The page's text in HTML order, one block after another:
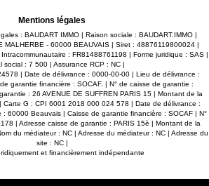
Mentions légales
: BAUDART IMMO | Raison sociale : BAUDART.IMMO |
MALHERBE - 60000 BEAUVAIS | Siret : 48876119800024 |
: FR81488761198 | Forme juridique : SAS |
social : 7 500 | Assurance RCP : NC |
| Date de délivrance : 0000-00-00 | Lieu de délivrance :
garantie financière : SOCAF. | N° de caisse de garantie :
: 26 AVENUE DE SUFFREN PARIS 15 | Montant de la
G : CPI 6001 2018 000 024 578 | Date de délivrance :
60000 Beauvais | Caisse de garantie financière : SOCAF | N°
| Adresse caisse de garantie : PARIS 15è | Montant de la
du médiateur : NC | Adresse du médiateur : NC | Adresse du
site : NC |
et financièrement indépendante